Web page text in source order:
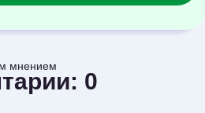
мнением
0